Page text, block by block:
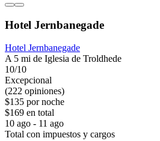
Hotel Jernbanegade
Hotel Jernbanegade
A 5 mi de Iglesia de Troldhede
10/10
Excepcional
(222 opiniones)
$135 por noche
$169 en total
10 ago - 11 ago
Total con impuestos y cargos